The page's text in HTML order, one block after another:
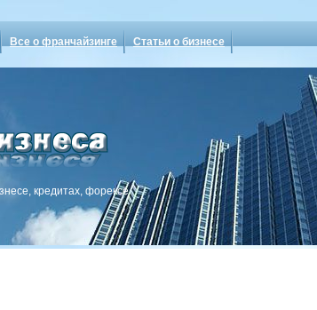
Все о франчайзинге
Статьи о бизнесе
кредитах, форексе